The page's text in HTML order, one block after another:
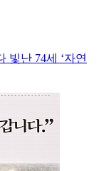
빛난 74세 ‘자연